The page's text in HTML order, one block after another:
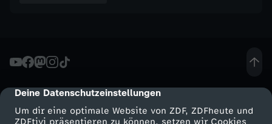
cmp-dialog-description
Deine Datenschutzeinstellungen
Um dir eine optimale Website von ZDF, ZDFheute und
ZDFtivi präsentieren zu können, setzen wir Cookies
e
u